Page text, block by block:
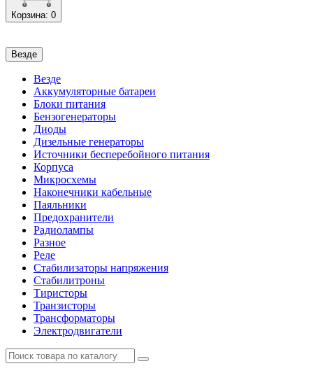
Корзина: 0
Везде
Везде
Аккумуляторные батареи
Блоки питания
Бензогенераторы
Диоды
Дизельные генераторы
Источники бесперебойного питания
Корпуса
Микросхемы
Наконечники кабельные
Паяльники
Предохранители
Радиолампы
Разное
Реле
Стабилизаторы напряжения
Стабилитроны
Тиристоры
Транзисторы
Трансформаторы
Электродвигатели